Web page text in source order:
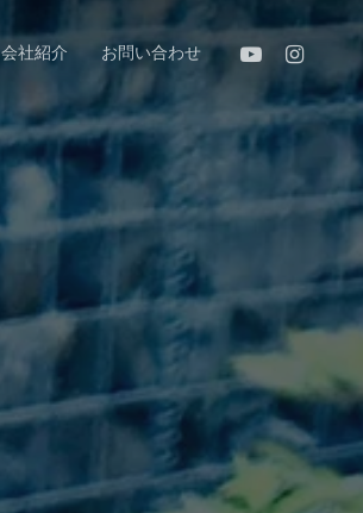
会社紹介 お問い合わせ youtube instagram